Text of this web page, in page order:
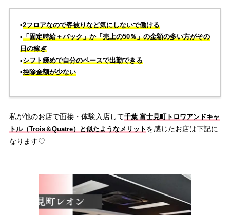
▪️2フロアなので客被りなど気にしないで働ける
▪️「固定時給＋バック」か「売上の50％」の金額の多い方がその
日の稼ぎ
▪️シフト緩めで自分のペースで出勤できる
▪️控除金額が少ない
私が他のお店で面接・体験入店して千葉 富士見町トロワアンドキャ
トル（Trois＆Quatre）と似たようなメリット を感じたお店は下記に
なります♡